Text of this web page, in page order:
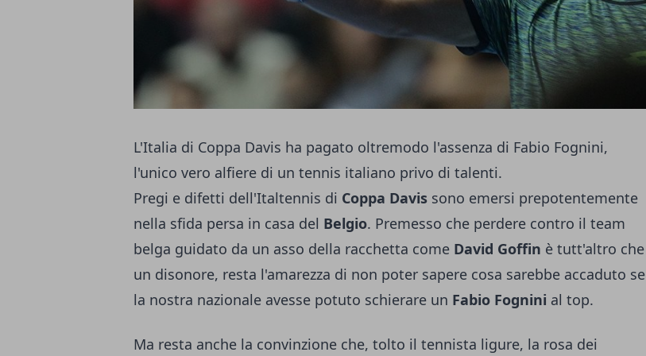
L'Italia di Coppa Davis ha pagato oltremodo l'assenza di Fabio Fognini,
l'unico vero alfiere di un tennis italiano privo di talenti.
Pregi e difetti dell'Italtennis di Coppa Davis sono emersi prepotentemente
nella sfida persa in casa del Belgio. Premesso che perdere contro il team
belga guidato da un asso della racchetta come David Goffin è tutt'altro che
un disonore, resta l'amarezza di non poter sapere cosa sarebbe accaduto se
la nostra nazionale avesse potuto schierare un Fabio Fognini al top.
Ma resta anche la convinzione che, tolto il tennista ligure, la rosa dei